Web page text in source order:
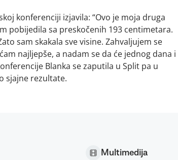
konferenciji izjavila: “Ovo je moja druga
pobijedila sa preskočenih 193 centimetara.
sam skakala sve visine. Zahvaljujem se
najljepše, a nadam se da će jednog dana i
Blanka se zaputila u Split pa u
sjajne rezultate.
Multimedija